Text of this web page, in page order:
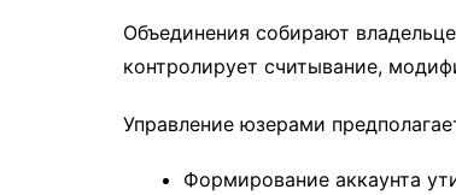
Объединения собирают
контролирует считывание,
Управление юзерами
Формирование аккаунта